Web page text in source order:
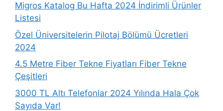
Migros Katalog Bu Hafta 2024 İndirimli Ürünler
Listesi
Özel Üniversitelerin Pilotaj Bölümü Ücretleri
2024
4.5 Metre Fiber Tekne Fiyatları Fiber Tekne
Çeşitleri
3000 TL Altı Telefonlar 2024 Yılında Hala Çok
Sayıda Var!